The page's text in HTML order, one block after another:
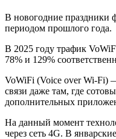
В новогодние праздники
периодом прошлого года.
В 2025 году трафик
78% и 129%
VoWiFi (Voice over Wi-Fi)
связи даже там, где
дополнительных
На данный момент
через сеть 4G. В